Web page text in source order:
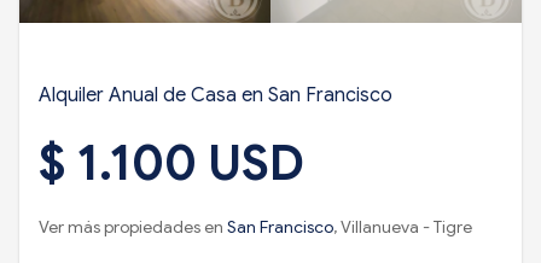
Alquiler Anual de Casa en San Francisco
$ 1.100 USD
Ver más propiedades en San Francisco, Villanueva - Tigre